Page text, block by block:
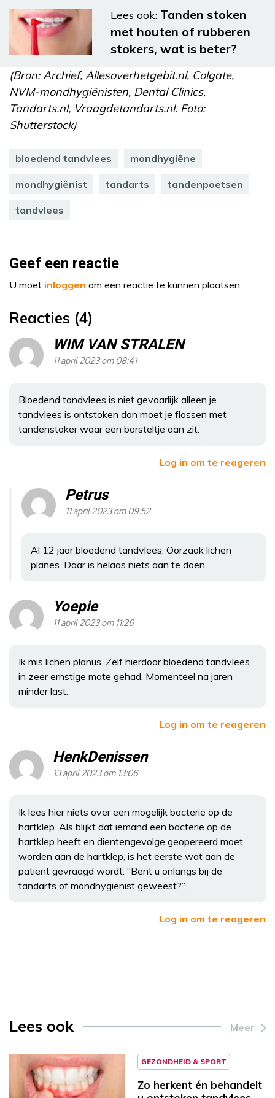
Lees ook: Tanden stoken
met houten of rubberen
stokers, wat is beter?
(Bron: Archief, Allesoverhetgebit.nl, Colgate,
NVM-mondhygiënisten, Dental Clinics,
Tandarts.nl, Vraagdetandarts.nl. Foto:
Shutterstock)
bloedend tandvlees mondhygiëne
mondhygiënist tandarts tandenpoetsen
tandvlees
Geef een reactie
U moet inloggen om een reactie te kunnen plaatsen.
Reacties (4)
WIM VAN STRALEN
11 april 2023 om 08:41
Bloedend tandvlees is niet gevaarlijk alleen je
tandvlees is ontstoken dan moet je flossen met
tandenstoker waar een borsteltje aan zit.
Log in om te reageren
Petrus
11 april 2023 om 09:52
Al 12 jaar bloedend tandvlees. Oorzaak lichen
planes. Daar is helaas niets aan te doen.
Yoepie
11 april 2023 om 11:26
Ik mis lichen planus. Zelf hierdoor bloedend tandvlees
in zeer ernstige mate gehad. Momenteel na jaren
minder last.
Log in om te reageren
HenkDenissen
13 april 2023 om 13:06
Ik lees hier niets over een mogelijk bacterie op de
hartklep. Als blijkt dat iemand een bacterie op de
hartklep heeft en dientengevolge geopereerd moet
worden aan de hartklep, is het eerste wat aan de
patiënt gevraagd wordt: “Bent u onlangs bij de
tandarts of mondhygiënist geweest?”.
Log in om te reageren
Lees ook Meer
GEZONDHEID & SPORT
Zo herkent én behandelt